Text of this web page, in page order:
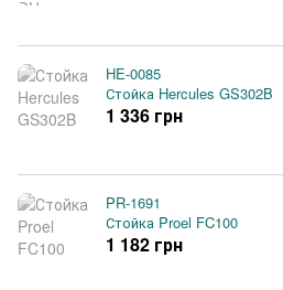
HE-0085
Стойка Hercules GS302B
1 336 грн
PR-1691
Стойка Proel FC100
1 182 грн